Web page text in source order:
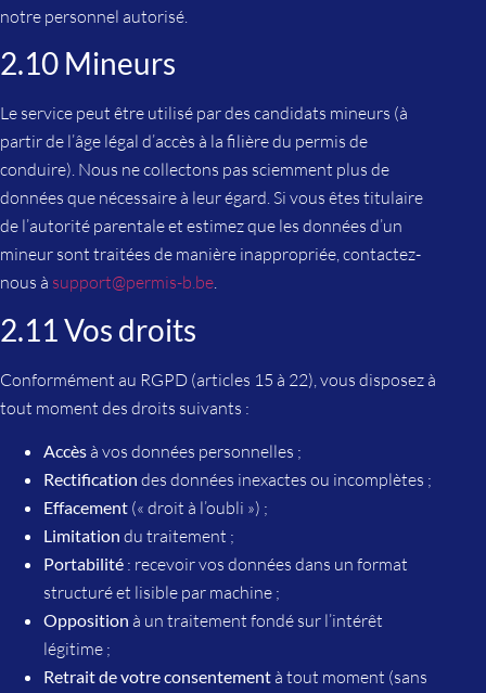
notre personnel autorisé.
2.10 Mineurs
Le service peut être utilisé par des candidats mineurs (à
partir de l’âge légal d’accès à la filière du permis de
conduire). Nous ne collectons pas sciemment plus de
données que nécessaire à leur égard. Si vous êtes titulaire
de l’autorité parentale et estimez que les données d’un
mineur sont traitées de manière inappropriée, contactez-
nous à support@permis-b.be.
2.11 Vos droits
Conformément au RGPD (articles 15 à 22), vous disposez à
tout moment des droits suivants :
Accès à vos données personnelles ;
Rectification des données inexactes ou incomplètes ;
Effacement (« droit à l’oubli ») ;
Limitation du traitement ;
Portabilité : recevoir vos données dans un format
structuré et lisible par machine ;
Opposition à un traitement fondé sur l’intérêt
légitime ;
Retrait de votre consentement à tout moment (sans